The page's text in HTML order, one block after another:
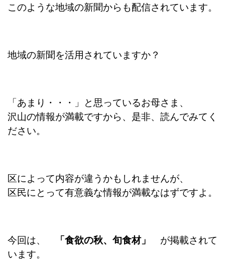
このような地域の新聞からも配信されています。
地域の新聞を活用されていますか？
「あまり・・・」と思っているお母さま、
沢山の情報が満載ですから、是非、読んでみてく
ださい。
区によって内容が違うかもしれませんが、
区民にとって有意義な情報が満載なはずですよ。
今回は、 「食欲の秋、旬食材」
が掲載されて
います。